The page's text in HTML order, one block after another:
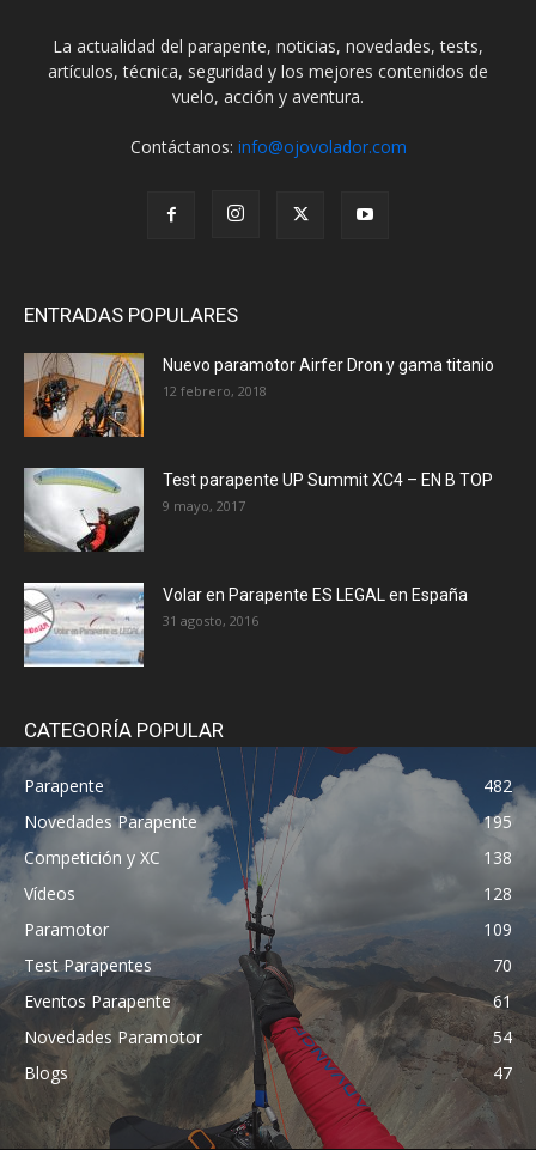
La actualidad del parapente, noticias, novedades, tests,
artículos, técnica, seguridad y los mejores contenidos de
vuelo, acción y aventura.
Contáctanos: info@ojovolador.com
ENTRADAS POPULARES
Nuevo paramotor Airfer Dron y gama titanio
12 febrero, 2018
Test parapente UP Summit XC4 – EN B TOP
9 mayo, 2017
Volar en Parapente ES LEGAL en España
31 agosto, 2016
CATEGORÍA POPULAR
Parapente
482
Novedades Parapente
195
Competición y XC
138
Vídeos
128
Paramotor
109
Test Parapentes
70
Eventos Parapente
61
Novedades Paramotor
54
Blogs
47